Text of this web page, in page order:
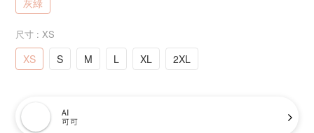
灰綠
尺寸 : XS
XS S M L XL 2XL
AI
可可